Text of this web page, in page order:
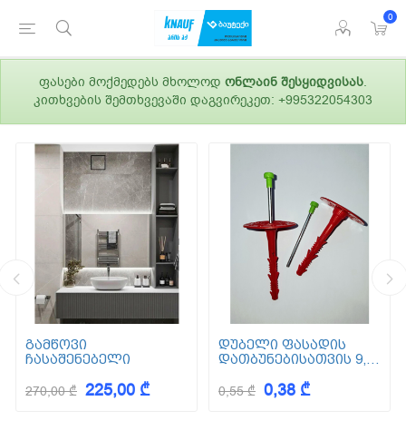
0
ფასები მოქმედებს მხოლოდ ონლაინ შესყიდვისას.
კითხვების შემთხვევაში დაგვირეკეთ: +995322054303
გამწოვი
ჩასაშენებელი
270,00 ₾ 225,00 ₾
დუბელი ფასადის
დათბუნებისათვის 9,5
0,55 ₾ 0,38 ₾